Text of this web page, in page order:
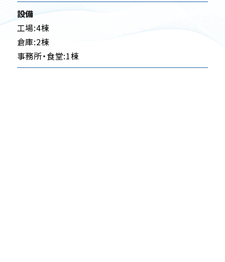
設備
工場:4棟
倉庫:2棟
事務所・食堂:1棟